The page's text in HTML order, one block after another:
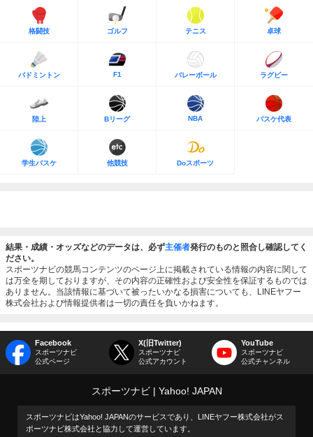
格闘技 ゴルフ テニス 卓球
バドミントン F1 バレーボール ラグビー
陸上 Bリーグ NBA バスケ代表
学生バスケ 他競技 Doスポーツ
結果・成績・オッズなどのデータは、必ず主催者発行のものと照合し確認してく
ださい。
スポーツナビの競馬コンテンツのページ上に掲載されている情報の内容に関して
は万全を期しておりますが、その内容の正確性および安全性を保証するものでは
ありません。当該情報に基づいて被ったいかなる損害についても、LINEヤフー
株式会社および情報提供者は一切の責任を負いかねます。
Facebook
スポーツナビ
公式ページ
X(旧Twitter)
スポーツナビ
公式アカウント
YouTube
スポーツナビ
公式チャンネル
スポーツナビ Yahoo! JAPAN
スポーツナビはYahoo! JAPANのサービスであり、LINEヤフー株式会社がス
ポーツナビ株式会社と協力して運営しています。